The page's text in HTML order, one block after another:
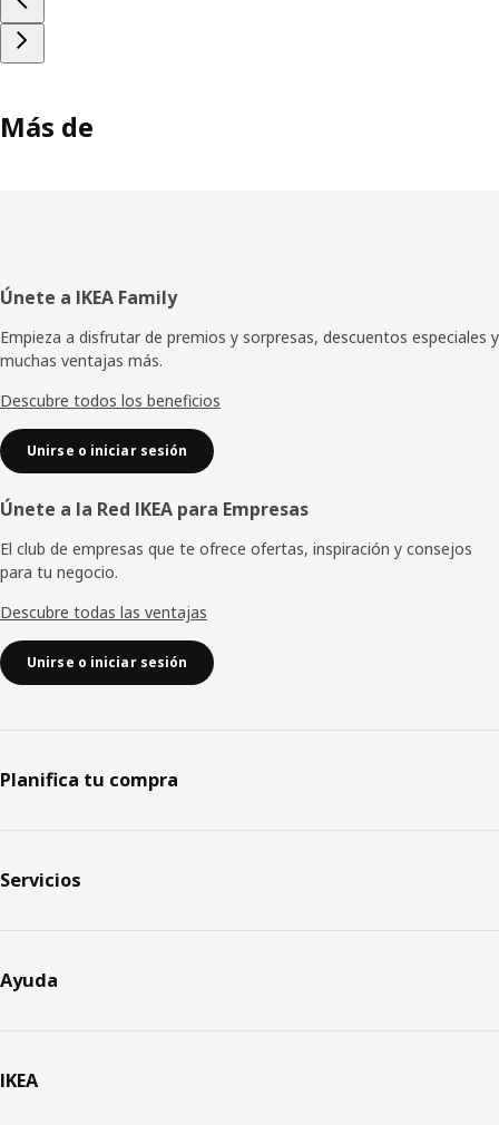
Más de
Pie
de
página
Únete a IKEA Family
Empieza a disfrutar de premios y sorpresas, descuentos especiales y
muchas ventajas más.
Descubre todos los beneficios
Unirse o iniciar sesión
Únete a la Red IKEA para Empresas
El club de empresas que te ofrece ofertas, inspiración y consejos
para tu negocio.
Descubre todas las ventajas
Unirse o iniciar sesión
Planifica tu compra
Servicios
Ayuda
IKEA